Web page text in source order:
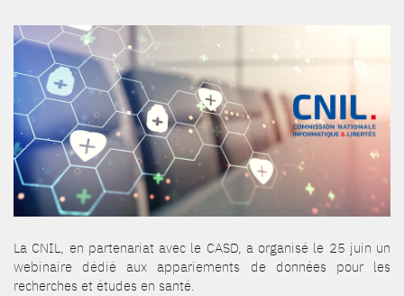
La CNIL, en partenariat avec le CASD, a organisé le 25 juin un
webinaire dédié aux appariements de données pour les
recherches et études en santé.